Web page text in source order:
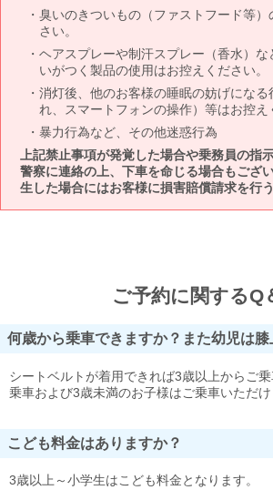
臭いのきついもの（ファストフード等
さい。
ヘアスプレーや制汗スプレー（香水）な
いがつく製品の使用はお控えください。
消灯後、他のお客様の睡眠の妨げになる
れ、スマートフォンの操作）等はお控え
暴力行為など、その他迷惑行為
上記禁止事項が発覚した場合や乗務員の指
警察に連絡の上、下車を命じる場合もござ
生した場合にはお客様に損害賠償請求を行
ご予約に関するQ
何歳から乗車できますか？また幼児は
シートベルトが着用できれば3歳以上からご
乗車および3歳未満のお子様はご乗車いただけ
こども料金はありますか？
3歳以上～小学生はこども料金となります。